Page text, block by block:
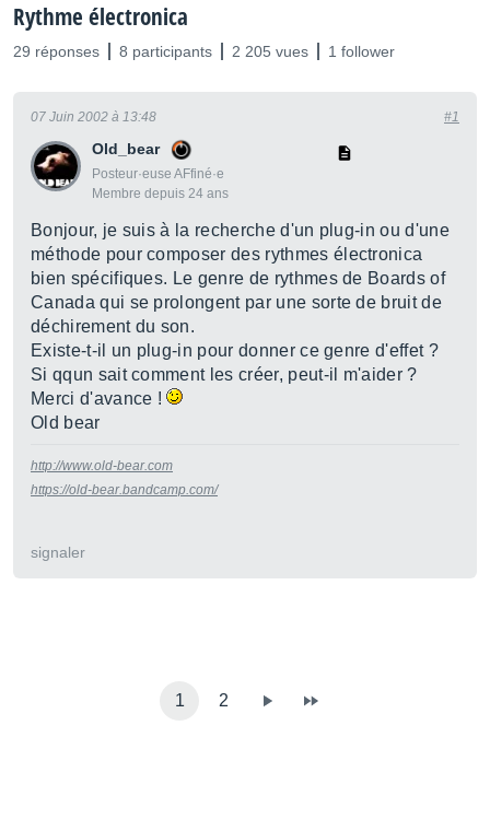
Rythme électronica
29 réponses 8 participants 2 205 vues 1 follower
Old_bear
Posteur·euse AFfiné·e
Membre depuis 24 ans
07 Juin 2002 à 13:48 #1
Bonjour, je suis à la recherche d'un plug-in ou d'une
méthode pour composer des rythmes électronica
bien spécifiques. Le genre de rythmes de Boards of
Canada qui se prolongent par une sorte de bruit de
déchirement du son.
Existe-t-il un plug-in pour donner ce genre d'effet ?
Si qqun sait comment les créer, peut-il m'aider ?
Merci d'avance !
Old bear
http://www.old-bear.com
https://old-bear.bandcamp.com/
signaler
1 2